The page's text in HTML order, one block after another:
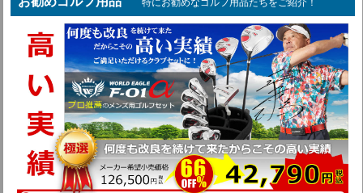
お勧めゴルフ用品 特にお勧めなゴルフ用品たちをご紹介！